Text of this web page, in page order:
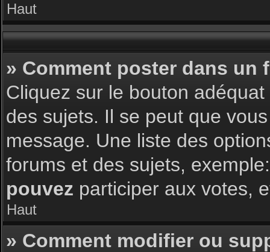
Haut
» Comment poster dans un
Cliquez sur le bouton
des sujets. Il se peut que
message. Une liste des
forums et des sujets,
pouvez participer aux votes,
Haut
» Comment modifier ou